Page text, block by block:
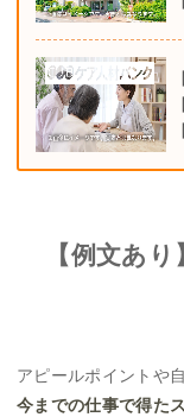
【例文あ
アピールポイントや
今までの仕事で得た